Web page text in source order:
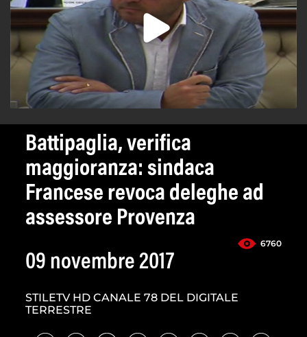
Battipaglia, verifica
maggioranza: sindaca
Francese revoca deleghe ad
assessore Provenza
6760
09 novembre 2017
STILETV HD CANALE 78 DEL DIGITALE
TERRESTRE